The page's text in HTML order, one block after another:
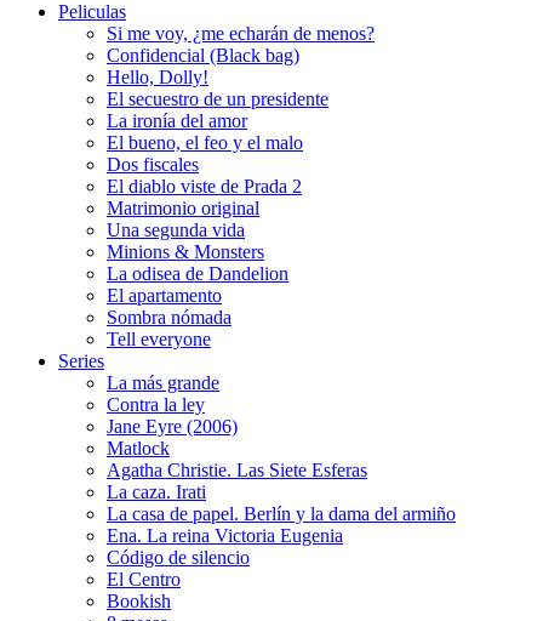
Peliculas
Si me voy, ¿me echarán de menos?
Confidencial (Black bag)
Hello, Dolly!
El secuestro de un presidente
La ironía del amor
El bueno, el feo y el malo
Dos fiscales
El diablo viste de Prada 2
Matrimonio original
Una segunda vida
Minions & Monsters
La odisea de Dandelion
El apartamento
Sombra nómada
Tell everyone
Series
La más grande
Contra la ley
Jane Eyre (2006)
Matlock
Agatha Christie. Las Siete Esferas
La caza. Irati
La casa de papel. Berlín y la dama del armiño
Ena. La reina Victoria Eugenia
Código de silencio
El Centro
Bookish